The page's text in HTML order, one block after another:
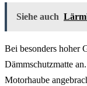
Siehe auch
Bei besonders hoher
Dämmschutzmatte
Motorhaube